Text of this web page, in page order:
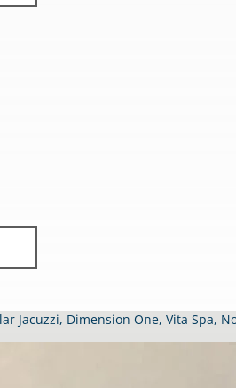
Jacuzzi, Dimension One, Vita Spa,